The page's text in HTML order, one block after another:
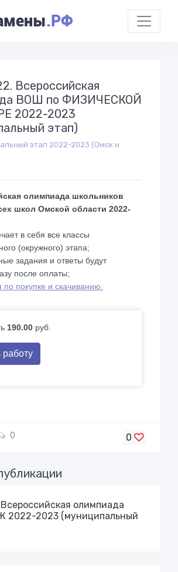
.РФ
Всероссийская
ВОШ по ФИЗИЧЕСКОЙ
2022-2023
этап)
этап 2022-2023 (Омск и
олимпиада школьников
школ Омской области 2022-
в себя все классы
(окружного) этапа;
задания и ответы будут
после оплаты;
по покупке и скачиванию.
190.00 руб.
работу
0 0
олимпиада
2022-2023 (муниципальный